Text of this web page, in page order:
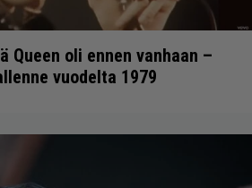
Queen oli ennen vanhaan –
vuodelta 1979